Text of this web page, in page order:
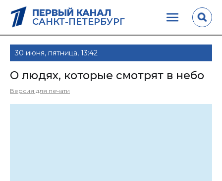
ПЕРВЫЙ КАНАЛ
САНКТ-ПЕТЕРБУРГ
30 июня, пятница, 13:42
О людях, которые смотрят в небо
Версия для печати